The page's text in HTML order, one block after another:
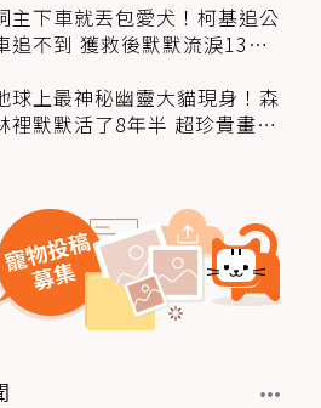
主下車就丟包愛犬！柯基追公
追不到 獲救後默默流淚13萬
球上最神秘幽靈大貓現身！森
裡默默活了8年半 超珍貴畫面